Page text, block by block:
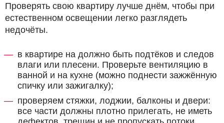
Проверять свою квартиру лучше днём, чтобы при
естественном освещении легко разглядеть
недочёты.
в квартире на должно быть подтёков и следов
влаги или плесени. Проверьте вентиляцию в
ванной и на кухне (можно поднести зажжённую
спичку или зажигалку);
проверяем стяжки, лоджии, балконы и двери:
все части должны плотно прилегать, не иметь